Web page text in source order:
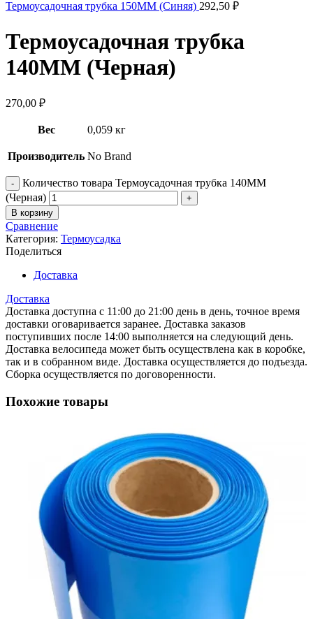
Термоусадочная трубка 150ММ (Синяя) 292,50 ₽
Термоусадочная трубка
140ММ (Черная)
270,00 ₽
Вес 0,059 кг
Производитель No Brand
Количество товара Термоусадочная трубка 140ММ
(Черная)
В корзину
Сравнение
Категория: Термоусадка
Поделиться
Доставка
Доставка
Доставка доступна с 11:00 до 21:00 день в день, точное время
доставки оговаривается заранее. Доставка заказов
поступивших после 14:00 выполняется на следующий день.
Доставка велосипеда может быть осуществлена как в коробке,
так и в собранном виде. Доставка осуществляется до подъезда.
Сборка осуществляется по договоренности.
Похожие товары